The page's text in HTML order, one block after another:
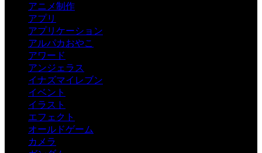
アニメ制作
アプリ
アプリケーション
アルパカおやこ
アワード
アンジェラス
イナズマイレブン
イベント
イラスト
エフェクト
オールドゲーム
カメラ